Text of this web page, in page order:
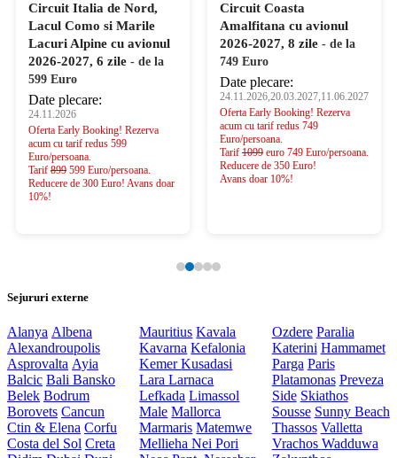
Circuit Italia de Nord,
Lacul Como si Marile
Lacuri Alpine cu avionul
2026-2027, 6 zile - de la
599 Euro
Date plecare:
24.11.2026
Oferta Early Booking! Rezerva
acum cu tarif redus 599
Euro/persoana.
Tarif 899 599 Euro/persoana.
Reducere de 300 Euro! Avans doar
10%!
Circuit Coasta
Amalfitana cu avionul
2026-2027, 8 zile - de la
749 Euro
Date plecare:
24.11.2026,20.03.2027,11.06.2027
Oferta Early Booking! Rezerva
acum cu tarif redus 749
Euro/persoana.
Tarif 1099 euro 749 Euro/persoana.
Reducere de 350 Euro!
Avans doar 10%!
Sejururi externe
Alanya Albena
Alexandroupolis
Asprovalta Ayia
Balcic Bali Bansko
Belek Bodrum
Borovets Cancun
Ctin & Elena Corfu
Costa del Sol Creta
Mauritius Kavala
Kavarna Kefalonia
KemerKusadasi
LaraLarnaca
Lefkada Limassol
Male Mallorca
Marmaris Matemwe
MelliehaNei Pori
Ozdere Paralia
Katerini Hammamet
Parga Paris
Platamonas Preveza
Side Skiathos
Sousse Sunny Beach
Thassos Valletta
Vrachos Wadduwa